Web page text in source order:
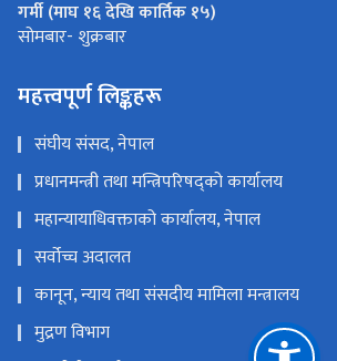
गर्मी (माघ १६ देखि कार्तिक १५)
सोमबार- शुक्रबार
महत्त्वपूर्ण लिङ्कहरू
संघीय संसद, नेपाल
प्रधानमन्त्री तथा मन्त्रिपरिषद्को कार्यालय
महान्यायाधिवक्ताको कार्यालय, नेपाल
सर्वोच्च अदालत
कानून, न्याय तथा संसदीय मामिला मन्त्रालय
मुद्रण विभाग